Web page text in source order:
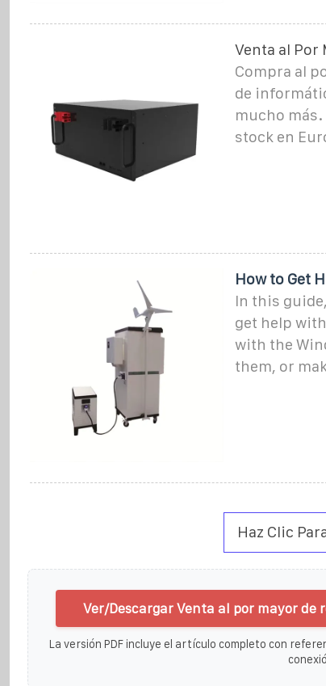
Venta al Por
Compra al
de
mucho
stock en
How to Get
In this
get help
with the
them, or
Haz Clic
Ver/Descargar Venta al por mayor de
La versión PDF incluye el artículo completo con